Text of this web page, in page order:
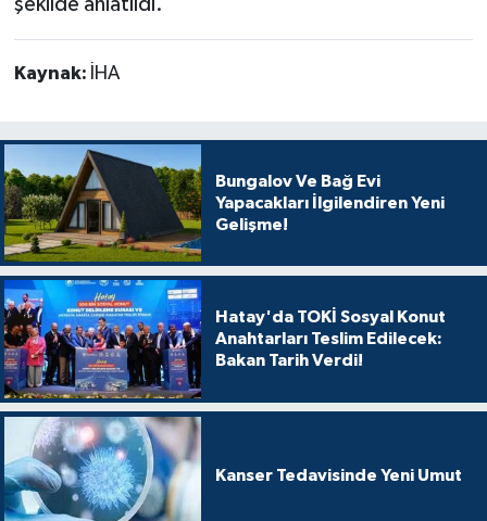
Kaynak: İHA
Bungalov Ve Bağ Evi
Yapacakları İlgilendiren Yeni
Gelişme!
Hatay'da TOKİ Sosyal Konut
Anahtarları Teslim Edilecek:
Bakan Tarih Verdi!
Kanser Tedavisinde Yeni Umut